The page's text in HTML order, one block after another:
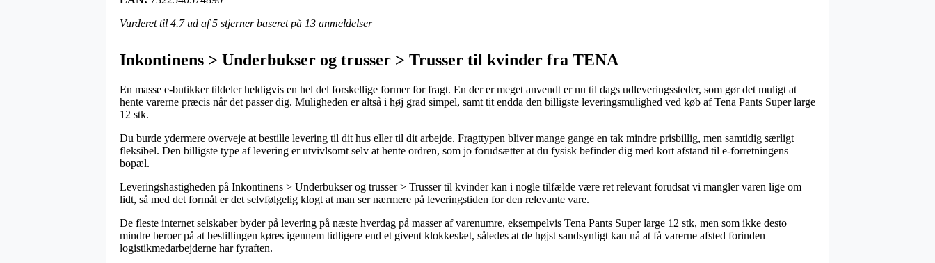
Vurderet til 4.7ud af 5 stjerner baseret på 13 anmeldelser
Inkontinens > Underbukser og trusser > Trusser til kvinder fra TENA
En masse e-butikker tildeler heldigvis en hel del forskellige former for fragt. En der er meget anvendt er nu til dags udleveringssteder, som gør det muligt at
hente varerne præcis når det passer dig. Muligheden er altså i høj grad simpel, samt tit endda den billigste leveringsmulighed ved køb af Tena Pants Super large
12 stk.
Du burde ydermere overveje at bestille levering til dit hus eller til dit arbejde. Fragttypen bliver mange gange en tak mindre prisbillig, men samtidig særligt
fleksibel. Den billigste type af levering er utvivlsomt selv at hente ordren, som jo forudsætter at du fysisk befinder dig med kort afstand til e-forretningens
bopæl.
Leveringshastigheden på Inkontinens > Underbukser og trusser > Trusser til kvinder kan i nogle tilfælde være ret relevant forudsat vi mangler varen lige om
lidt, så med det formål er det selvfølgelig klogt at man ser nærmere på leveringstiden for den relevante vare.
De fleste internet selskaber byder på levering på næste hverdag på masser af varenumre, eksempelvis Tena Pants Super large 12 stk, men som ikke desto
mindre beroer på at bestillingen køres igennem tidligere end et givent klokkeslæt, således at de højst sandsynligt kan nå at få varerne afsted forinden
logistikmedarbejderne har fyraften.